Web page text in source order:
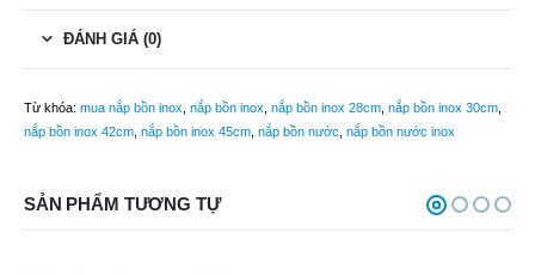
ĐÁNH GIÁ (0)
Từ khóa: mua nắp bồn inox, nắp bồn inox, nắp bồn inox 28cm, nắp bồn inox 30cm,
nắp bồn inox 42cm, nắp bồn inox 45cm, nắp bồn nước, nắp bồn nước inox
SẢN PHẨM TƯƠNG TỰ